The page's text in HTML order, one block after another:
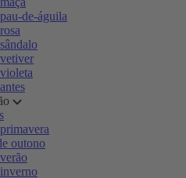
de-águila
outono